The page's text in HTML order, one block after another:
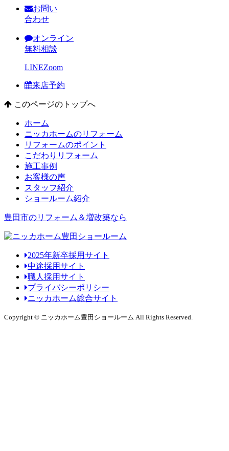
お問い
合わせ
オンライン
無料相談
LINEZoom
来店予約
このページのトップへ
ホーム
ニッカホームのリフォーム
リフォームのポイント
こだわりリフォーム
施工事例
お客様の声
スタッフ紹介
ショールーム紹介
豊田市のリフォーム＆増改築なら
2025年新卒採用サイト
中途採用サイト
職人採用サイト
プライバシーポリシー
ニッカホーム総合サイト
Copyright © ニッカホーム豊田ショールーム All Rights Reserved.